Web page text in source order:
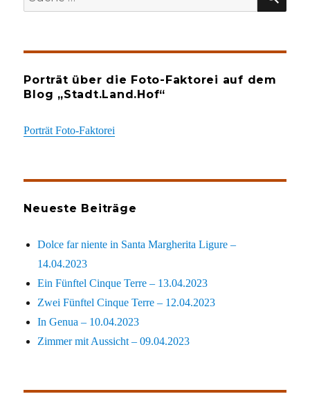
nach:
Porträt über die Foto-Faktorei auf dem
Blog „Stadt.Land.Hof“
Porträt Foto-Faktorei
Neueste Beiträge
Dolce far niente in Santa Margherita Ligure –
14.04.2023
Ein Fünftel Cinque Terre – 13.04.2023
Zwei Fünftel Cinque Terre – 12.04.2023
In Genua – 10.04.2023
Zimmer mit Aussicht – 09.04.2023